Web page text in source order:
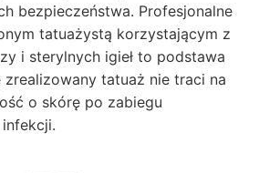
bezpieczeństwa. Profesjonalne
tatuażystą korzystającym z
i sterylnych igieł to podstawa
zrealizowany tatuaż nie traci na
o skórę po zabiegu